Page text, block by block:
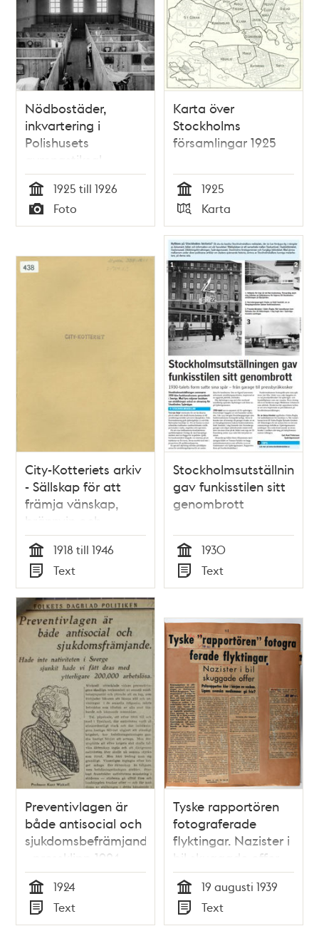
Nödbostäder,
inkvartering i
Polishusets
gymnastiksal
Tid
1925 till 1926
Typ
Foto
Karta över
Stockholms
församlingar 1925
Tid
1925
Typ
Karta
City-Kotteriets arkiv
- Sällskap för att
främja vänskap,
brännvin och
kärleken till det
gamla Stockholm
Tid
1918 till 1946
Typ
Text
Stockholmsutställningen
gav funkisstilen sitt
genombrott
Tid
1930
Typ
Text
Preventivlagen är
både antisocial och
sjukdomsbefrämjande
- pressklipp 1924
Tid
1924
Text
Tyske rapportören
fotograferade
flyktingar. Nazister i
bil skuggade offer.
Polisrapporten klar i
början av veckan.
Ligans svenska
Tid
19 augusti 1939
Text